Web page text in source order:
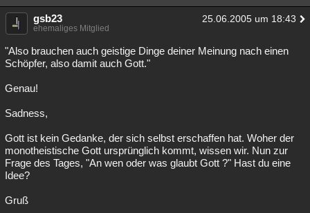
gsb23 25.06.2005 um 18:43
ehemaliges Mitglied
"Also brauchen auch geistige Dinge deiner Meinung nach einen
Schöpfer, also damit auch Gott."
Genau!
Sadness,
Gott ist kein Gedanke, der sich selbst erschaffen hat. Woher der
monotheistische Gott ursprünglich kommt, wissen wir. Nun zur
Frage des Tages, "An wen oder was glaubt Gott ?" Hast du eine
Idee?
Gruß